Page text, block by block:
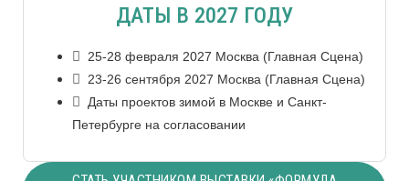
ДАТЫ В 2027 ГОДУ
25-28 февраля 2027 Москва (Главная Сцена)
23-26 сентября 2027 Москва (Главная Сцена)
Даты проектов зимой в Москве и Санкт-
Петербурге на согласовании